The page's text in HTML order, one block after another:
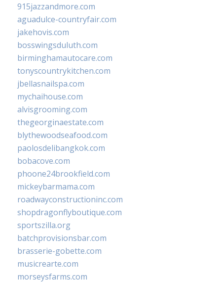
915jazzandmore.com
aguadulce-countryfair.com
jakehovis.com
bosswingsduluth.com
birminghamautocare.com
tonyscountrykitchen.com
jbellasnailspa.com
mychaihouse.com
alvisgrooming.com
thegeorginaestate.com
blythewoodseafood.com
paolosdelibangkok.com
bobacove.com
phoone24brookfield.com
mickeybarmama.com
roadwayconstructioninc.com
shopdragonflyboutique.com
sportszilla.org
batchprovisionsbar.com
brasserie-gobette.com
musicrearte.com
morseysfarms.com